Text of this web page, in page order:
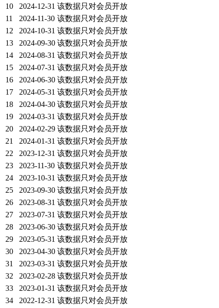
10
2024-12-31 该数据只对会员开放
11
2024-11-30 该数据只对会员开放
12
2024-10-31 该数据只对会员开放
13
2024-09-30 该数据只对会员开放
14
2024-08-31 该数据只对会员开放
15
2024-07-31 该数据只对会员开放
16
2024-06-30 该数据只对会员开放
17
2024-05-31 该数据只对会员开放
18
2024-04-30 该数据只对会员开放
19
2024-03-31 该数据只对会员开放
20
2024-02-29 该数据只对会员开放
21
2024-01-31 该数据只对会员开放
22
2023-12-31 该数据只对会员开放
23
2023-11-30 该数据只对会员开放
24
2023-10-31 该数据只对会员开放
25
2023-09-30 该数据只对会员开放
26
2023-08-31 该数据只对会员开放
27
2023-07-31 该数据只对会员开放
28
2023-06-30 该数据只对会员开放
29
2023-05-31 该数据只对会员开放
30
2023-04-30 该数据只对会员开放
31
2023-03-31 该数据只对会员开放
32
2023-02-28 该数据只对会员开放
33
2023-01-31 该数据只对会员开放
34
2022-12-31 该数据只对会员开放